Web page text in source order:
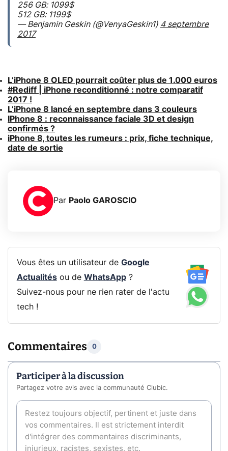
256 GB: 1099$
512 GB: 1199$
— Benjamin Geskin (@VenyaGeskin1) 4 septembre
2017
L’iPhone 8 OLED pourrait coûter plus de 1.000 euros
#Rediff | iPhone reconditionné : notre comparatif
2017 !
L’iPhone 8 lancé en septembre dans 3 couleurs
IPhone 8 : reconnaissance faciale 3D et design
confirmés ?
iPhone 8, toutes les rumeurs : prix, fiche technique,
date de sortie
Par Paolo GAROSCIO
Vous êtes un utilisateur de Google
Actualitésou de WhatsApp?
Suivez-nous pour ne rien rater de l'actu
tech !
Commentaires 0
Participer à la discussion
Partagez votre avis avec la communauté Clubic.